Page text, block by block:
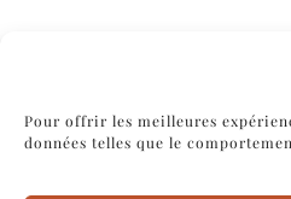
Pour offrir les meilleures
données telles que le